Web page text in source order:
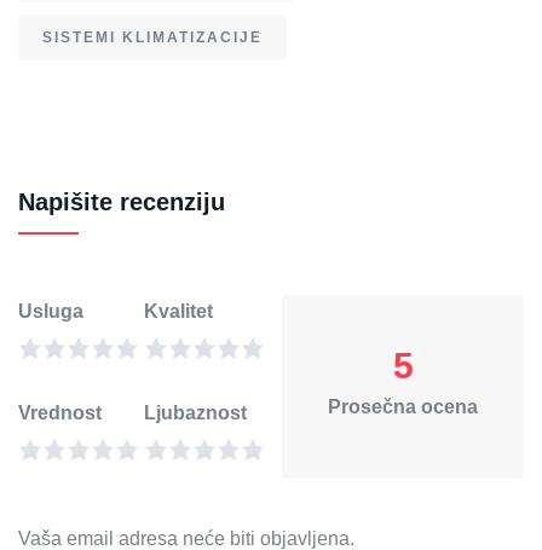
SISTEMI KLIMATIZACIJE
Napišite recenziju
Usluga Kvalitet
Vrednost Ljubaznost
5
Prosečna ocena
Vaša email adresa neće biti objavljena.